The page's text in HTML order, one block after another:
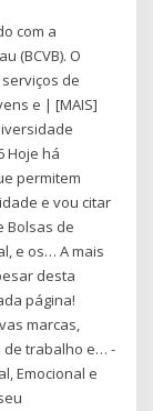
com a
(BCVB). O
de
e | [MAIS]
Hoje há
permitem
e vou citar
Bolsas de
e os… A mais
desta
página!
marcas,
de trabalho e… -
Emocional e